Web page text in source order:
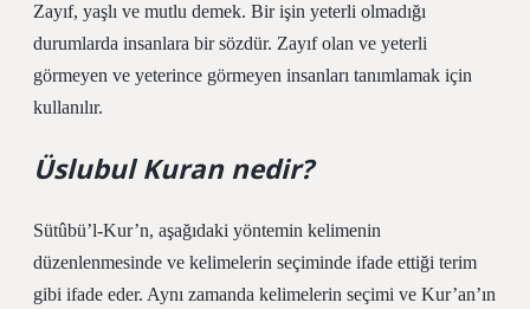
Zayıf, yaşlı ve mutlu demek. Bir işin yeterli olmadığı
durumlarda insanlara bir sözdür. Zayıf olan ve yeterli
görmeyen ve yeterince görmeyen insanları tanımlamak için
kullanılır.
Üslubul Kuran nedir?
Sütûbü’l-Kur’n, aşağıdaki yöntemin kelimenin
düzenlenmesinde ve kelimelerin seçiminde ifade ettiği terim
gibi ifade eder. Aynı zamanda kelimelerin seçimi ve Kur’an’ın